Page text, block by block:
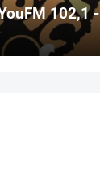
102,1 -